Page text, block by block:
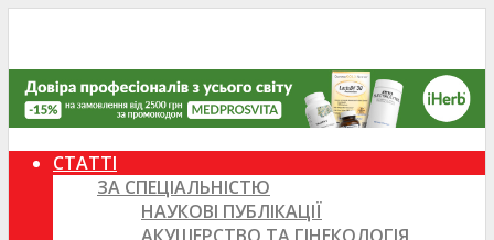
СТАТТІ
ЗА СПЕЦІАЛЬНІСТЮ
НАУКОВІ ПУБЛІКАЦІЇ